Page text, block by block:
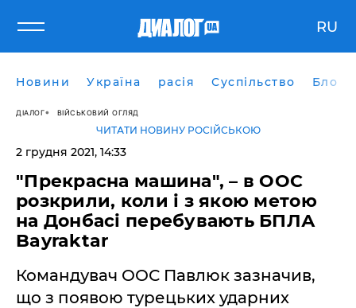
RU
Новини Україна расія Суспільство Блоги
ДІАЛОГ ВІЙСЬКОВИЙ ОГЛЯД
ЧИТАТИ НОВИНУ РОСІЙСЬКОЮ
2 грудня 2021, 14:33
"Прекрасна машина", – в ООС
розкрили, коли і з якою метою
на Донбасі перебувають БПЛА
Bayraktar
Командувач ООС Павлюк зазначив,
що з появою турецьких ударних